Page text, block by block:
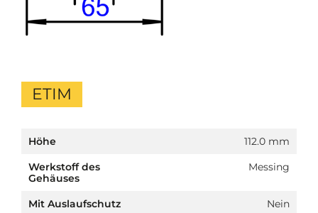
ETIM
Höhe
112.0 mm
Werkstoff des
Gehäuses
Messing
Mit Auslaufschutz
Nein